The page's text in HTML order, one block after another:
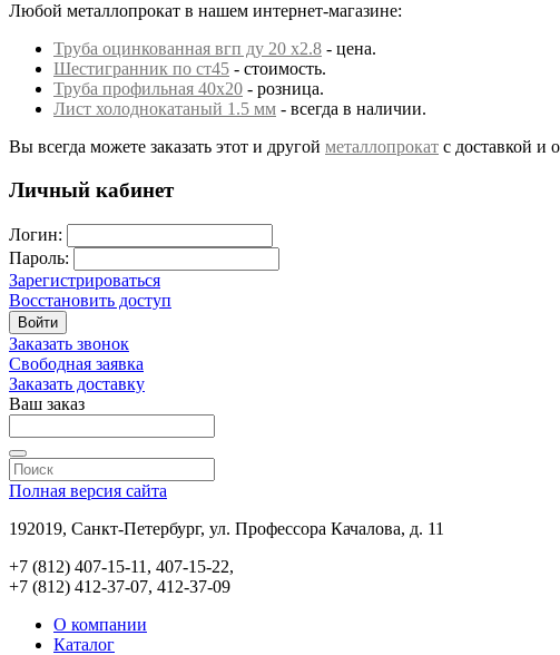
Любой металлопрокат в нашем интернет-магазине:
Труба оцинкованная вгп ду 20 х2.8 - цена.
Шестигранник по ст45 - стоимость.
Труба профильная 40х20 - розница.
Лист холоднокатаный 1.5 мм - всегда в наличии.
Вы всегда можете заказать этот и другой металлопрокат с доставкой и
Личный кабинет
Логин:
Пароль:
Зарегистрироваться
Восстановить доступ
Войти
Заказать звонок
Свободная заявка
Заказать доставку
Ваш заказ
Полная версия сайта
192019, Санкт-Петербург, ул. Профессора Качалова, д. 11
+7 (812) 407-15-11, 407-15-22,
+7 (812) 412-37-07, 412-37-09
О компании
Каталог